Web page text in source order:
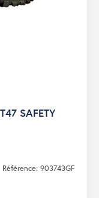
SAFETY
Référence: 903743GF